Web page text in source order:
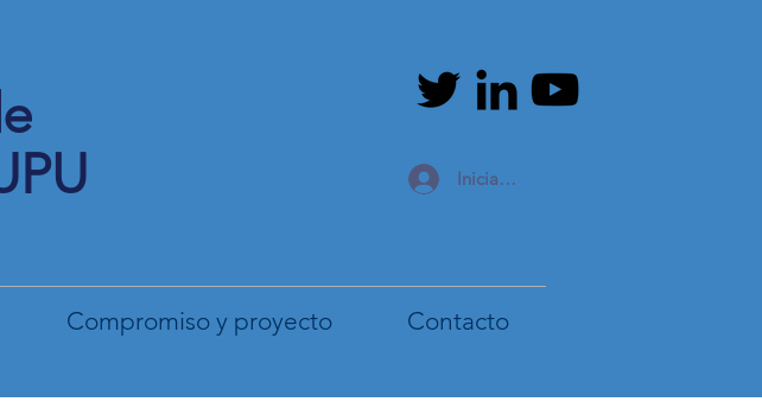
Iniciar sesión
Compromiso y proyecto Contacto